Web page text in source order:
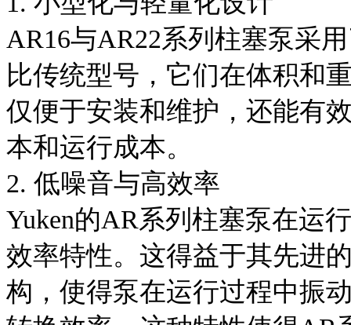
AR16与AR22系列柱塞泵采
比传统型号，它们在体积和
仅便于安装和维护，还能有
本和运行成本。
2. 低噪音与高效率
Yuken的AR系列柱塞泵在运
效率特性。这得益于其先进
构，使得泵在运行过程中振